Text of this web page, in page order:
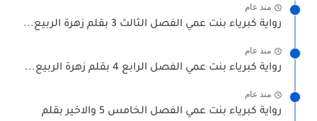
منذ عام
رواية كبرياء بنت عمي الفصل الثالث 3 بقلم زهرة الربيع...
منذ عام
رواية كبرياء بنت عمي الفصل الرابع 4 بقلم زهرة الربيع...
منذ عام
رواية كبرياء بنت عمي الفصل الخامس 5 والاخير بقلم